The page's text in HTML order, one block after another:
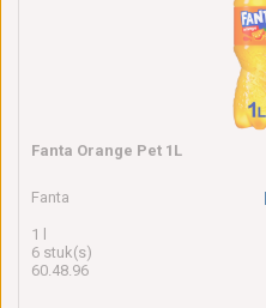
Fanta Orange Pet 1L
Fanta
1 l
6 stuk(s)
60.48.96